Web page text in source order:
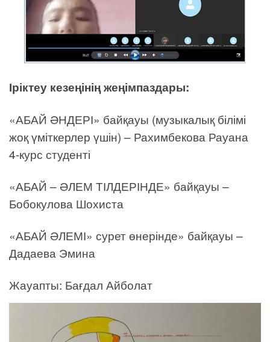
Іріктеу кезеңінің жеңімпаздары:
«АБАЙ ӘНДЕРІ» байқауы (музыкалық білімі
жоқ үміткерлер үшін) – Рахимбекова Рауана
4-курс студенті
«АБАЙ – ӘЛЕМ ТІЛДЕРІНДЕ» байқауы –
Бобокулова Шохиста
«АБАЙ ӘЛЕМІ» сурет өнерінде» байқауы –
Дадаева Эмина
Жауапты: Бағдал Айболат